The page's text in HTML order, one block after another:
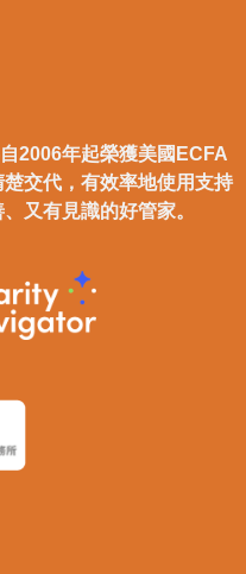
2006年起榮獲美國ECFA
交代，有效率地使用支持
又有見識的好管家。